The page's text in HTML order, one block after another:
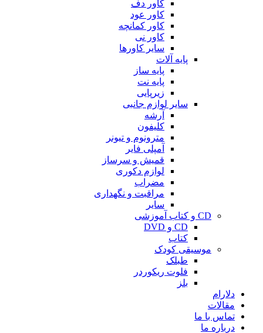
کاور دف
کاور عود
کاور کمانچه
کاور نی
سایر کاورها
پایه آلات
پایه ساز
پایه نت
زیرپایی
سایر لوازم جانبی
آرشه
کلیفون
مترونوم و تیونر
آمپلی فایر
قمیش و سرساز
لوازم دکوری
مضراب
مراقبت و نگهداری
سایر
CD و کتاب آموزشی
CD و DVD
کتاب
موسیقی کودک
طبلک
فلوت ریکوردر
بلز
دلارام
مقالات
تماس با ما
درباره ما